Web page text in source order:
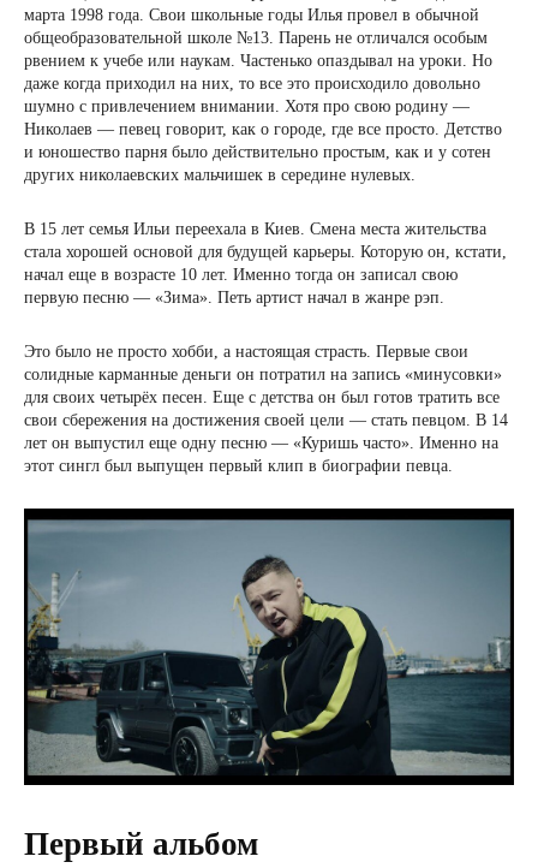
марта 1998 года. Свои школьные годы Илья провел в обычной
общеобразовательной школе №13. Парень не отличался особым
рвением к учебе или наукам. Частенько опаздывал на уроки. Но
даже когда приходил на них, то все это происходило довольно
шумно с привлечением внимании. Хотя про свою родину —
Николаев — певец говорит, как о городе, где все просто. Детство
и юношество парня было действительно простым, как и у сотен
других николаевских мальчишек в середине нулевых.
В 15 лет семья Ильи переехала в Киев. Смена места жительства
стала хорошей основой для будущей карьеры. Которую он, кстати,
начал еще в возрасте 10 лет. Именно тогда он записал свою
первую песню — «Зима». Петь артист начал в жанре рэп.
Это было не просто хобби, а настоящая страсть. Первые свои
солидные карманные деньги он потратил на запись «минусовки»
для своих четырёх песен. Еще с детства он был готов тратить все
свои сбережения на достижения своей цели — стать певцом. В 14
лет он выпустил еще одну песню — «Куришь часто». Именно на
этот сингл был выпущен первый клип в биографии певца.
Первый альбом